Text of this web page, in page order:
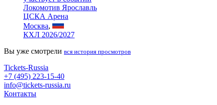
Локомотив Ярославль
ЦСКА Арена
Москва,
КХЛ 2026/2027
Вы уже смотрели вся история просмотров
Tickets-Russia
+7 (495) 223-15-40
info@tickets-russia.ru
Контакты